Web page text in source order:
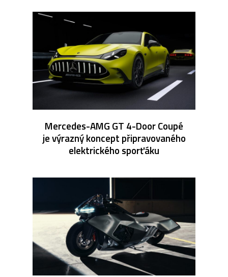
Mercedes-AMG GT 4-Door Coupé
je výrazný koncept připravovaného
elektrického sporťáku